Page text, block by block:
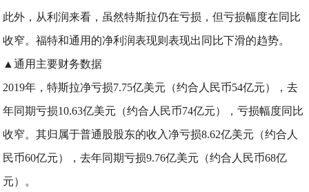
此外，从利润来看，虽然特斯拉仍在亏损，但亏损幅度在同比
收窄。福特和通用的净利润表现则表现出同比下滑的趋势。
▲通用主要财务数据
2019年，特斯拉净亏损7.75亿美元（约合人民币54亿元），去
年同期亏损10.63亿美元（约合人民币74亿元），亏损幅度同比
收窄。其归属于普通股股东的收入净亏损8.62亿美元（约合人
民币60亿元），去年同期亏损9.76亿美元（约合人民币68亿
元）。